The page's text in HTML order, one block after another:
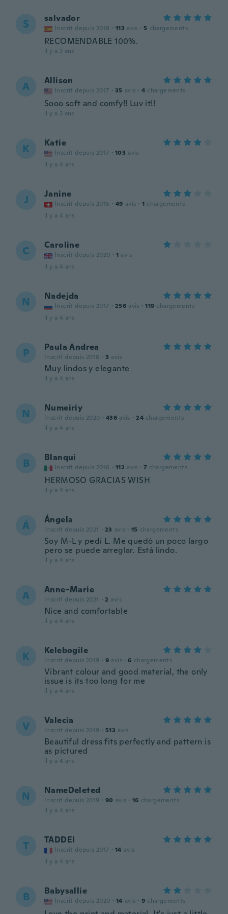
S salvador
Inscrit depuis 2018 · 113 avis · 5 chargements
RECOMENDABLE 100%.
il y a 2 ans
A Allison
Inscrit depuis 2017 · 35 avis · 4 chargements
Sooo soft and comfy!! Luv it!!
il y a 3 ans
K Katie
Inscrit depuis 2017 · 103 avis
il y a 4 ans
J Janine
Inscrit depuis 2015 · 49 avis · 1 chargements
il y a 4 ans
C Caroline
Inscrit depuis 2020 · 1 avis
il y a 4 ans
N Nadejda
Inscrit depuis 2017 · 256 avis · 119 chargements
il y a 4 ans
P Paula Andrea
Inscrit depuis 2018 · 3 avis
Muy lindos y elegante
il y a 4 ans
N Numeiriy
Inscrit depuis 2020 · 436 avis · 24 chargements
il y a 4 ans
B Blanqui
Inscrit depuis 2016 · 112 avis · 7 chargements
HERMOSO GRACIAS WISH
il y a 4 ans
Á Ángela
Inscrit depuis 2021 · 23 avis · 15 chargements
Soy M-L y pedí L. Me quedó un poco largo
pero se puede arreglar. Está lindo.
il y a 4 ans
A Anne-Marie
Inscrit depuis 2021 · 2 avis
Nice and comfortable
il y a 4 ans
K Kelebogile
Inscrit depuis 2019 · 9 avis · 6 chargements
Vibrant colour and good material, the only
issue is its too long for me
il y a 4 ans
V Valecia
Inscrit depuis 2019 · 513 avis
Beautiful dress fits perfectly and pattern is
as pictured
il y a 4 ans
N NameDeleted
Inscrit depuis 2019 · 90 avis · 16 chargements
il y a 4 ans
T TADDEI
Inscrit depuis 2017 · 14 avis
il y a 4 ans
B Babysallie
Inscrit depuis 2020 · 14 avis · 9 chargements